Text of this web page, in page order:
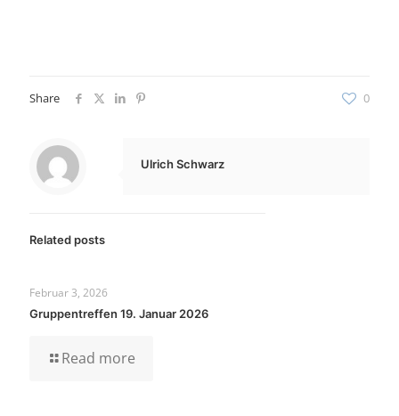
Share 0
Ulrich Schwarz
Related posts
Februar 3, 2026
Gruppentreffen 19. Januar 2026
Read more